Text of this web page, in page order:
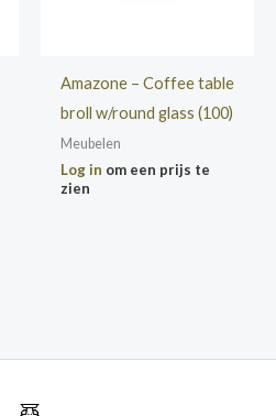
Amazone – Coffee table
broll w/round glass (100)
Meubelen
Log in om een prijs te
zien